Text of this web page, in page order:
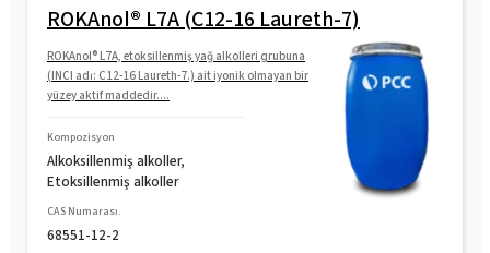
ROKAnol® L7A (C12-16 Laureth-7)
ROKAnol® L7A, etoksillenmiş yağ alkolleri grubuna
(INCI adı: C12-16 Laureth-7.) ait iyonik olmayan bir
yüzey aktif maddedir....
Kompozisyon
Alkoksillenmiş alkoller,
Etoksillenmiş alkoller
CAS Numarası.
68551-12-2